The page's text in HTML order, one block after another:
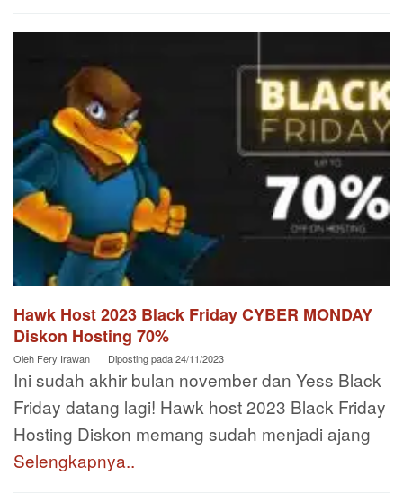
Hawk Host 2023 Black Friday CYBER MONDAY
Diskon Hosting 70%
Oleh Fery Irawan Diposting pada24/11/2023
Ini sudah akhir bulan november dan Yess Black
Friday datang lagi! Hawk host 2023 Black Friday
Hosting Diskon memang sudah menjadi ajang
Selengkapnya..